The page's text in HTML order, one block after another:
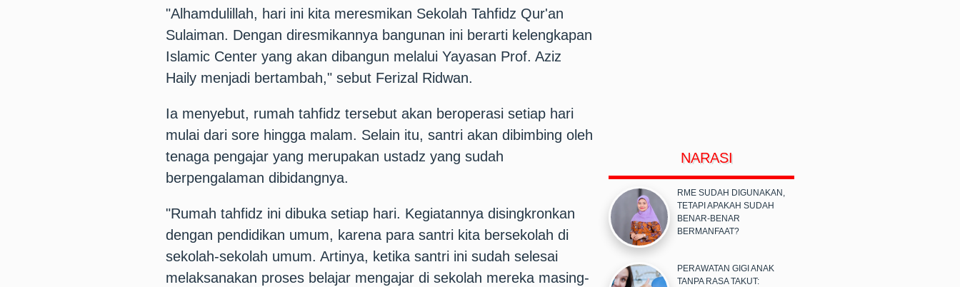
"Alhamdulillah, hari ini kita meresmikan Sekolah Tahfidz Qur'an
Sulaiman. Dengan diresmikannya bangunan ini berarti kelengkapan
Islamic Center yang akan dibangun melalui Yayasan Prof. Aziz
Haily menjadi bertambah," sebut Ferizal Ridwan.
Ia menyebut, rumah tahfidz tersebut akan beroperasi setiap hari
mulai dari sore hingga malam. Selain itu, santri akan dibimbing oleh
tenaga pengajar yang merupakan ustadz yang sudah
berpengalaman dibidangnya.
"Rumah tahfidz ini dibuka setiap hari. Kegiatannya disingkronkan
dengan pendidikan umum, karena para santri kita bersekolah di
sekolah-sekolah umum. Artinya, ketika santri ini sudah selesai
melaksanakan proses belajar mengajar di sekolah mereka masing-
NARASI
RME SUDAH DIGUNAKAN,
TETAPI APAKAH SUDAH
BENAR-BENAR
BERMANFAAT?
PERAWATAN GIGI ANAK
TANPA RASA TAKUT: